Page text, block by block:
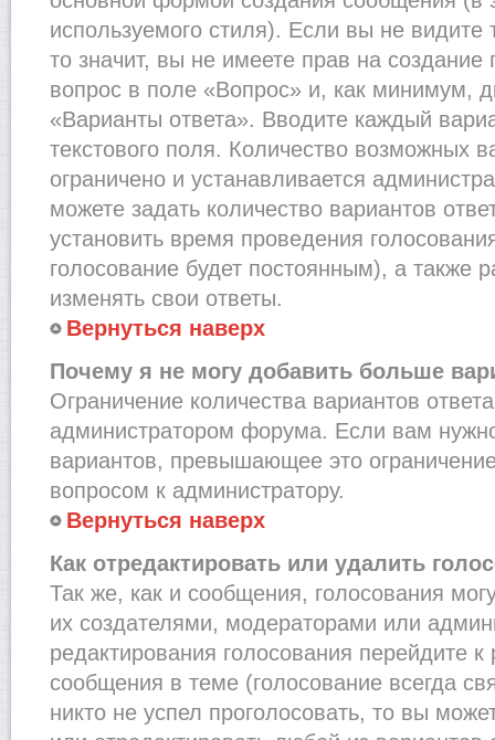
используемого стиля). Если вы не
то значит, вы не имеете прав на создание
вопрос в поле «Вопрос» и, как минимум,
«Варианты ответа». Вводите каждый
текстового поля. Количество возможных
ограничено и устанавливается
можете задать количество вариантов
установить время проведения
голосование будет постоянным), а также
изменять свои ответы.
Вернуться наверх
Почему я не могу добавить больше
Ограничение количества вариантов
администратором форума. Если вам
вариантов, превышающее это
вопросом к администратору.
Вернуться наверх
Как отредактировать или удалить
Так же, как и сообщения, голосования
их создателями, модераторами или
редактирования голосования перейдите
сообщения в теме (голосование всегда
никто не успел проголосовать, то вы